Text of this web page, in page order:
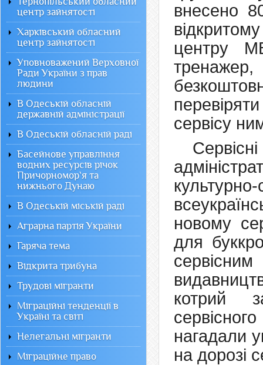
внесено
центру
сервісу
новому
для
котрий
нагадали
на дорозі
центр зайнятості
Харківський обласний
центр зайнятості
Уповноважений Верховної
Ради України з прав
людини
В Одеській обласній
державній адміністрації
В Одеській обласній раді
Басейнове управління
водних ресурсів річок
Причорномор`я та
нижнього Дунаю
В Одеській міській раді
Аграрна партія України
Гаряча тема
Відкрита трибуна
Трудові мігранти
Міграційні тенденції в
Україні та світі
Нелегальні мігранти
Міграційне право